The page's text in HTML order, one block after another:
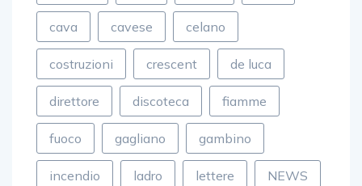
cava cavese celano
costruzioni crescent de luca
direttore discoteca fiamme
fuoco gagliano gambino
incendio ladro lettere NEWS